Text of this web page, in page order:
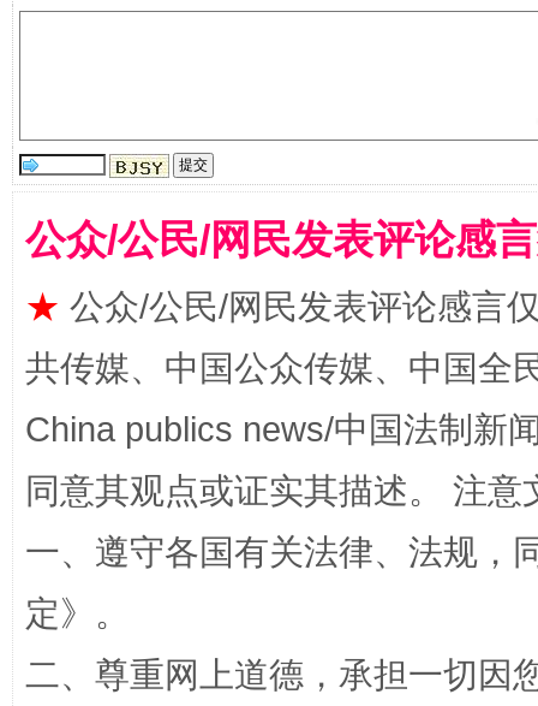
全民健身五年计划来了！等你上场
公众/公民/网民发表评论感
★ 公众/公民/网民发表评论感言
共传媒、中国公众传媒、中国全
China publics news/中国法制新
同意其观点或证实其描述。 注
一、遵守各国有关法律、法规，
定》。
二、尊重网上道德，承担一切因